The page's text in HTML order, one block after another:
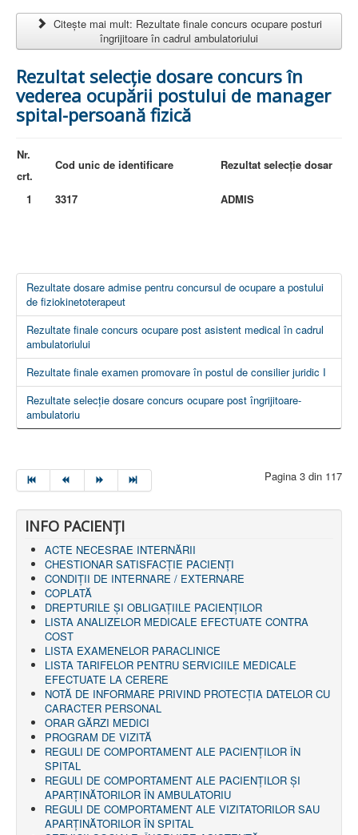
AMBULATOR CHIRURGIE
AMBULATOR ORTOPEDIE ȘI TRAUMATOLOGIE
AMBULATOR MEDICINĂ INTERNĂ
AMBULATOR NEUROLOGIE
AMBULATOR PEDIATRIE
AMBULATOR ÎNGRIJIRI PALIATIVE
MANAGEMENT
PROIECT DE MANAGEMENT 2026
PLAN STRATEGIC 2021 - 2025
CONSILIUL DE ADMINISTRAŢIE
DECLARATIE MANAGER PRIVIND IMPLEMENTAREA
RESURSE UMANE
INFORMAŢII
PROGRAM VOLUNTARIAT
JURIDIC
LEGISLAȚIE
ECONOMIC
ACHIZIŢII PUBLICE
BUGET
CONTRACTE C.A.S.
CONSILIU DE ETICĂ
CONTACT
RUTE ACCES
RELAȚIA CU MASS-MEDIA
PURTĂTOR DE CUVÂNT
REGULI ACCES MASS-MEDIA
ORAR AUDIENŢE
COMUNICATE
HARTĂ SITE
PROGRAMARE ONLINE
Citește mai mult: Rezultate finale concurs ocupare posturi
îngrijitoare în cadrul ambulatoriului
Rezultat selecție dosare concurs în
vederea ocupării postului de manager
spital-persoană fizică
Nr.
crt.
Cod unic de identificare Rezultat selecţie dosar
1 3317 ADMIS
Rezultate dosare admise pentru concursul de ocupare a postului
de fiziokinetoterapeut
Rezultate finale concurs ocupare post asistent medical în cadrul
ambulatoriului
Rezultate finale examen promovare în postul de consilier juridic I
Rezultate selecție dosare concurs ocupare post îngrijitoare-
ambulatoriu
Pagina 3 din 117
INFO PACIENŢI
ACTE NECESRAE INTERNĂRII
CHESTIONAR SATISFACŢIE PACIENŢI
CONDIȚII DE INTERNARE / EXTERNARE
COPLATĂ
DREPTURILE ŞI OBLIGAŢIILE PACIENȚILOR
LISTA ANALIZELOR MEDICALE EFECTUATE CONTRA
COST
LISTA EXAMENELOR PARACLINICE
LISTA TARIFELOR PENTRU SERVICIILE MEDICALE
EFECTUATE LA CERERE
NOTĂ DE INFORMARE PRIVIND PROTECŢIA DATELOR CU
CARACTER PERSONAL
ORAR GĂRZI MEDICI
PROGRAM DE VIZITĂ
REGULI DE COMPORTAMENT ALE PACIENȚILOR ÎN
SPITAL
REGULI DE COMPORTAMENT ALE PACIENȚILOR ȘI
APARȚINĂTORILOR ÎN AMBULATORIU
REGULI DE COMPORTAMENT ALE VIZITATORILOR SAU
APARȚINĂTORILOR ÎN SPITAL